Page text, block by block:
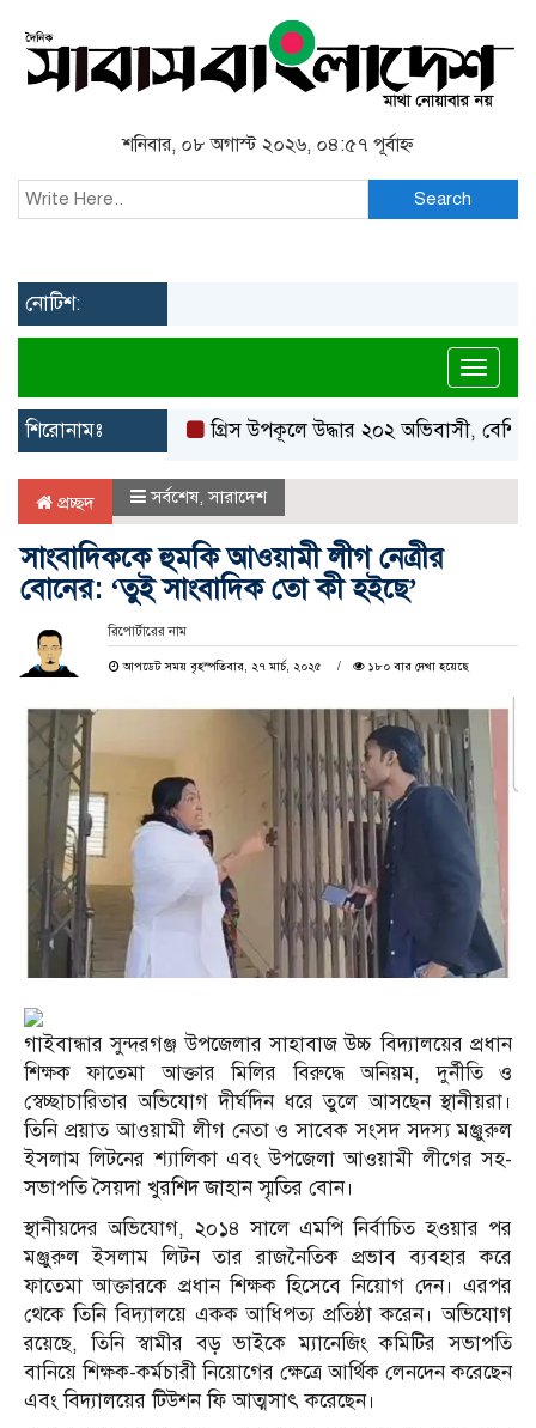
শনিবার, ০৮ অগাস্ট ২০২৬, ০৪:৫৭ পূর্বাহ্ন
Search
নোটিশ:
শিরোনামঃ গ্রিস উপকূলে উদ্ধার ২০২ অভিবাসী, বেশিরভাগই
প্রচ্ছদ সর্বশেষ,সারাদেশ
সাংবাদিককে হুমকি আওয়ামী লীগ নেত্রীর
বোনের: ‘তুই সাংবাদিক তো কী হইছে’
রিপোর্টারের নাম
আপডেট সময় বৃহস্পতিবার, ২৭ মার্চ, ২০২৫ ১৮০ বার দেখা হয়েছে
গাইবান্ধার সুন্দরগঞ্জ উপজেলার সাহাবাজ উচ্চ বিদ্যালয়ের প্রধান
শিক্ষক ফাতেমা আক্তার মিলির বিরুদ্ধে অনিয়ম, দুর্নীতি ও
স্বেচ্ছাচারিতার অভিযোগ দীর্ঘদিন ধরে তুলে আসছেন স্থানীয়রা।
তিনি প্রয়াত আওয়ামী লীগ নেতা ও সাবেক সংসদ সদস্য মঞ্জুরুল
ইসলাম লিটনের শ্যালিকা এবং উপজেলা আওয়ামী লীগের সহ-
সভাপতি সৈয়দা খুরশিদ জাহান স্মৃতির বোন।
স্থানীয়দের অভিযোগ, ২০১৪ সালে এমপি নির্বাচিত হওয়ার পর
মঞ্জুরুল ইসলাম লিটন তার রাজনৈতিক প্রভাব ব্যবহার করে
ফাতেমা আক্তারকে প্রধান শিক্ষক হিসেবে নিয়োগ দেন। এরপর
থেকে তিনি বিদ্যালয়ে একক আধিপত্য প্রতিষ্ঠা করেন। অভিযোগ
রয়েছে, তিনি স্বামীর বড় ভাইকে ম্যানেজিং কমিটির সভাপতি
বানিয়ে শিক্ষক-কর্মচারী নিয়োগের ক্ষেত্রে আর্থিক লেনদেন করেছেন
এবং বিদ্যালয়ের টিউশন ফি আত্মসাৎ করেছেন।